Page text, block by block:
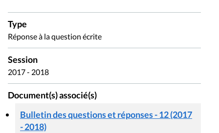
Type
Réponse à la question écrite
Session
2017 - 2018
Document(s) associé(s)
Bulletin des questions et réponses - 12 (2017
- 2018)